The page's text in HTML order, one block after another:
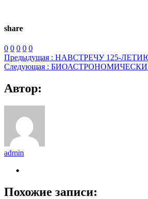
share
0 0 0 0 0
Предыдущая : НАВСТРЕЧУ 125-
Следующая :
Автор:
admin
Похожие записи: